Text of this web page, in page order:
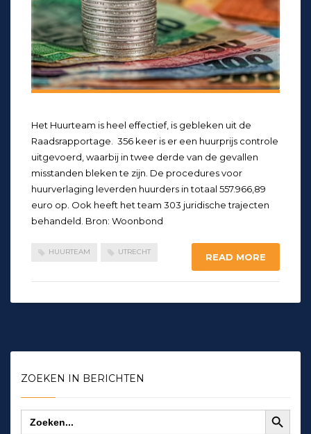
Het Huurteam is heel effectief, is gebleken uit de
Raadsrapportage. 356 keer is er een huurprijs controle
uitgevoerd, waarbij in twee derde van de gevallen
misstanden bleken te zijn. De procedures voor
huurverlaging leverden huurders in totaal 557.966,89
euro op. Ook heeft het team 303 juridische trajecten
behandeld. Bron: Woonbond
HUURTEAM UTRECHT READ MORE
ZOEKEN IN BERICHTEN
Zoek
naar:
Zoekknop